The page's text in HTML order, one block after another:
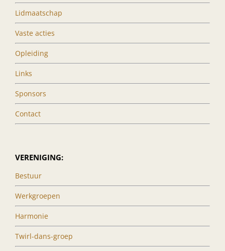
Lidmaatschap
Vaste acties
Opleiding
Links
Sponsors
Contact
VERENIGING:
Bestuur
Werkgroepen
Harmonie
Twirl-dans-groep